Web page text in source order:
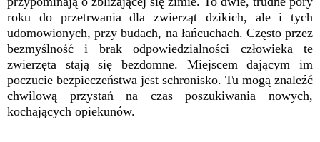
roku do przetrwania dla zwierząt dzikich, ale i tych
udomowionych, przy budach, na łańcuchach. Często przez
bezmyślność i brak odpowiedzialności człowieka te
zwierzęta stają się bezdomne. Miejscem dającym im
poczucie bezpieczeństwa jest schronisko. Tu mogą znaleźć
chwilową przystań na czas poszukiwania nowych,
kochających opiekunów.